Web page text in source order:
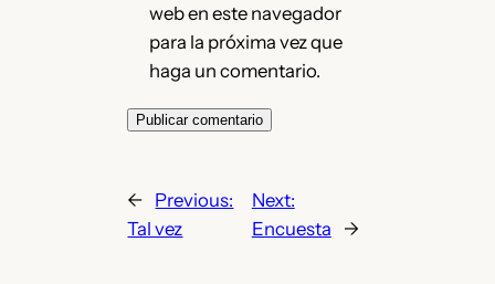
web en este navegador
para la próxima vez que
haga un comentario.
← Previous:
Tal vez
Next:
Encuesta
→